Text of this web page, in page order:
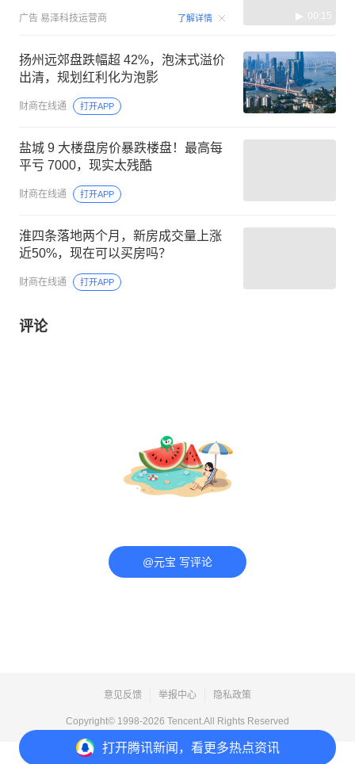
打开腾讯新闻，看更多热点资讯
广告 易泽科技运营商 了解详情 00:15
扬州远郊盘跌幅超 42%，泡沫式溢价
出清，规划红利化为泡影
财商在线通 打开APP
盐城 9 大楼盘房价暴跌楼盘！最高每
平亏 7000，现实太残酷
财商在线通 打开APP
淮四条落地两个月，新房成交量上涨
近50%，现在可以买房吗？
财商在线通 打开APP
评论
@元宝 写评论
意见反馈 举报中心 隐私政策
Copyright© 1998-2026 Tencent.All Rights Reserved